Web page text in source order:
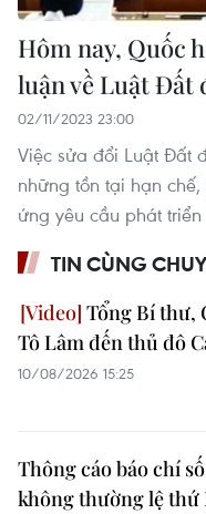
Hôm nay, Quốc
luận về Luật Đất
02/11/2023 23:00
Việc sửa đổi Luật Đất
những tồn tại hạn
ứng yêu cầu phát
TIN CÙNG
Tổng Bí thư,
Tô Lâm đến thủ đô
10/08/2026 15:25
Thông cáo báo chí
không thường lệ thứ